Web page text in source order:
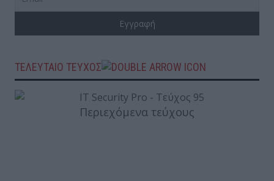
ΤΕΛΕΥΤΑΙΟ ΤΕΥΧΟΣ
Περιεχόμενα τεύχους